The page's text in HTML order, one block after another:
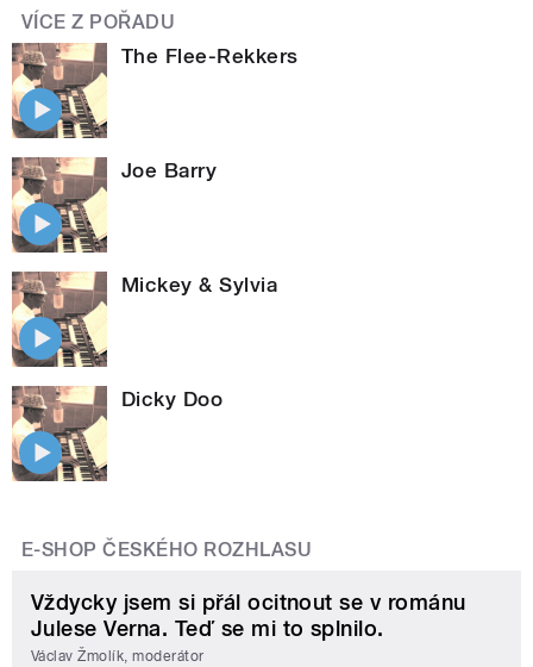
VÍCE Z POŘADU
The Flee-Rekkers
Joe Barry
Mickey & Sylvia
Dicky Doo
E-SHOP ČESKÉHO ROZHLASU
Vždycky jsem si přál ocitnout se v románu
Julese Verna. Teď se mi to splnilo.
Václav Žmolík, moderátor